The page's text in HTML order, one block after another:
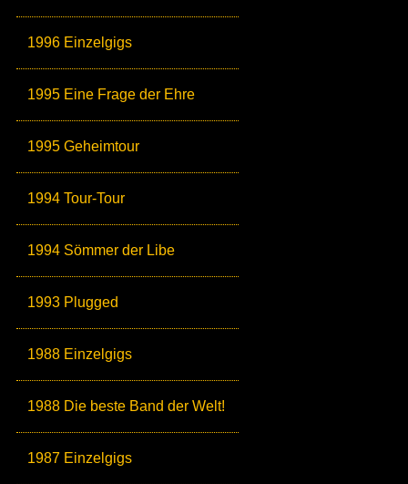
1996 Einzelgigs
1995 Eine Frage der Ehre
1995 Geheimtour
1994 Tour-Tour
1994 Sömmer der Libe
1993 Plugged
1988 Einzelgigs
1988 Die beste Band der Welt!
1987 Einzelgigs